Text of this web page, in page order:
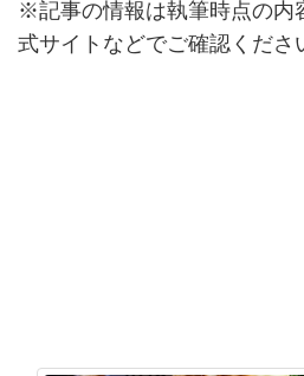
※記事の情報は執筆時点の内
式サイトなどでご確認くださ